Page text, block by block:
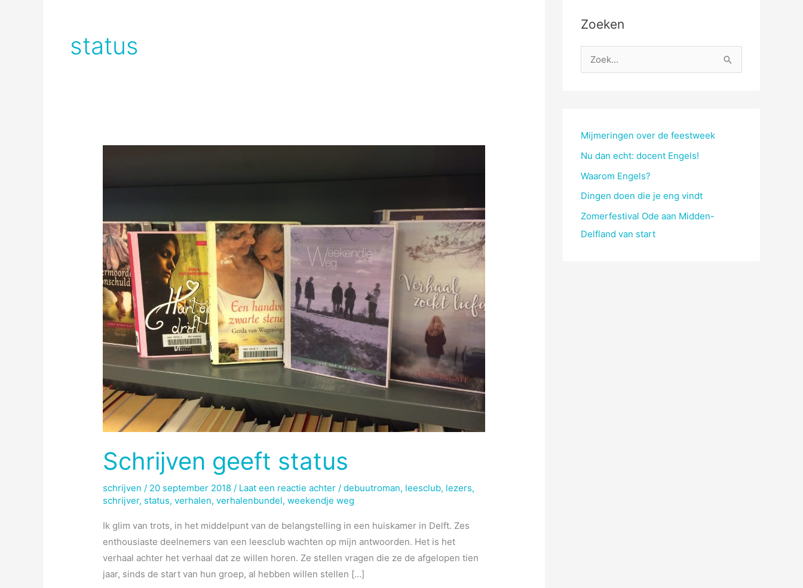
status
Schrijven geeft status
schrijven / 20 september 2018 / Laat een reactie achter /debuutroman, leesclub, lezers,
schrijver, status,verhalen,verhalenbundel,weekendje weg
Ik glim van trots, in het middelpunt van de belangstelling in een huiskamer in Delft. Zes
enthousiaste deelnemers van een leesclub wachten op mijn antwoorden. Het is het
verhaal achter het verhaal dat ze willen horen. Ze stellen vragen die ze de afgelopen tien
jaar, sinds de start van hun groep, al hebben willen stellen […]
Zoeken
o
a
r
:
Mijmeringen over de feestweek
Nu dan echt: docent Engels!
Waarom Engels?
Dingen doen die je eng vindt
Zomerfestival Ode aan Midden-
Delfland van start